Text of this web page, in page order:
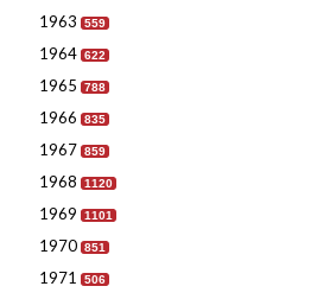
1963 559
1964 622
1965 788
1966 835
1967 859
1968 1120
1969 1101
1970 851
1971 506